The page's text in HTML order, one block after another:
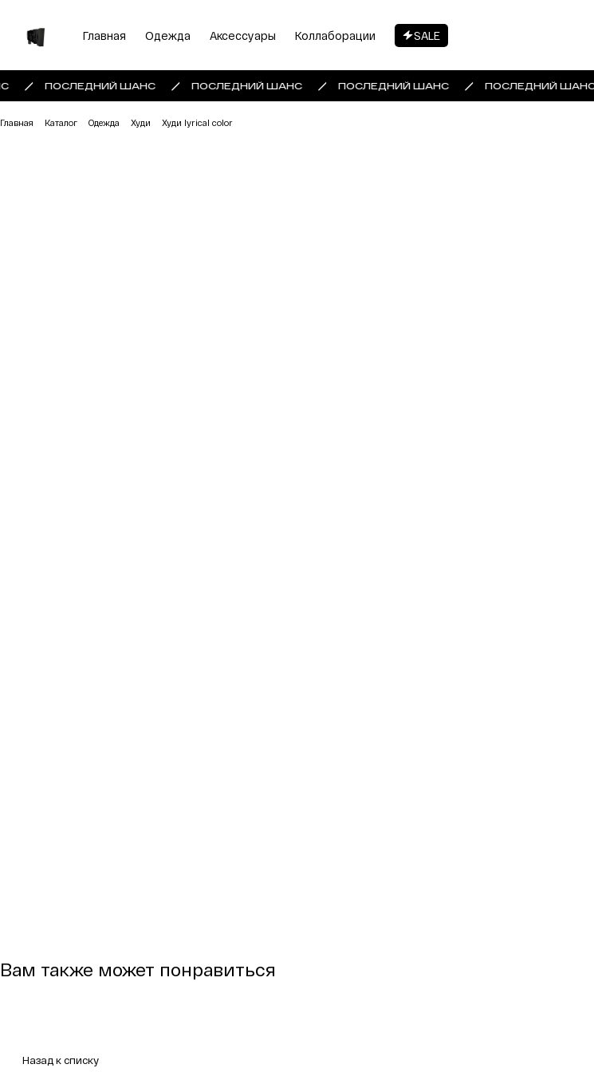
Главная Одежда Аксессуары Коллаборации SALE
ПОСЛЕДНИЙ ШАНС ПОСЛЕДНИЙ ШАНС ПОСЛЕДНИЙ ШАНС ПОСЛЕДНИЙ ШАНС
Главная Каталог Одежда Худи Худи lyrical color
Вам также может понравиться
Назад к списку